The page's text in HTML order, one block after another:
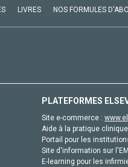
LIVRES NOS FORMULES
PLATEFORMES
Site e-commerce :
Aide à la pratique
Portail pour les
Site d'information sur
E-learning pour les